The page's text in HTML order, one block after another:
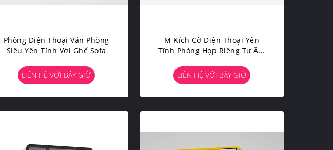
Phòng Điện Thoại Văn Phòng
Siêu Yên Tĩnh Với Ghế Sofa
LIÊN HỆ VỚI BÂY GIỜ
M Kích Cỡ Điện Thoại Yên
Tĩnh Phòng Họp Riêng Tư Âm
2 Người
LIÊN HỆ VỚI BÂY GIỜ